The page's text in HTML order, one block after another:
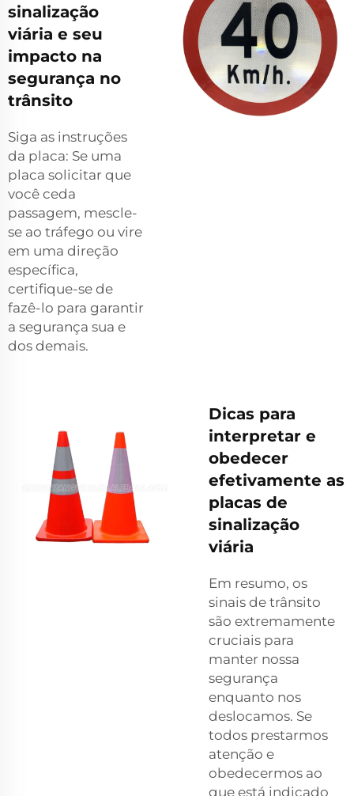
sinalização
viária e seu
impacto na
segurança no
trânsito
Siga as instruções
da placa: Se uma
placa solicitar que
você ceda
passagem, mescle-
se ao tráfego ou vire
em uma direção
específica,
certifique-se de
fazê-lo para garantir
a segurança sua e
dos demais.
Dicas para
interpretar e
obedecer
efetivamente as
placas de
sinalização
viária
Em resumo, os
sinais de trânsito
são extremamente
cruciais para
manter nossa
segurança
enquanto nos
deslocamos. Se
todos prestarmos
atenção e
obedecermos ao
que está indicado